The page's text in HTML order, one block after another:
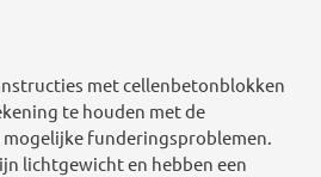
met cellenbetonblokken
te houden met de
funderingsproblemen.
lichtgewicht en hebben een